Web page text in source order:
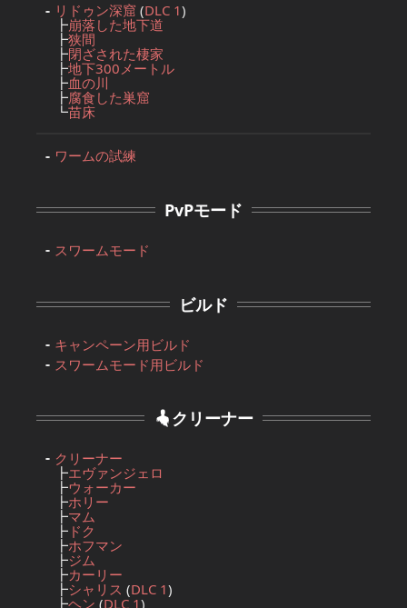
リドゥン深窟 (DLC 1)
┣崩落した地下道
┣狭間
┣閉ざされた棲家
┣地下300メートル
┣血の川
┣腐食した巣窟
┗苗床
ワームの試練
PvPモード
スワームモード
ビルド
キャンペーン用ビルド
スワームモード用ビルド
クリーナー
クリーナー
┣エヴァンジェロ
┣ウォーカー
┣ホリー
┣マム
┣ ドク
┣ホフマン
┣ジム
┣カーリー
┣シャリス (DLC 1)
┣ヘン (DLC 1)